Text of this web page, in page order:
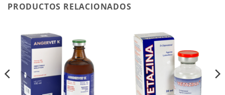
PRODUCTOS RELACIONADOS